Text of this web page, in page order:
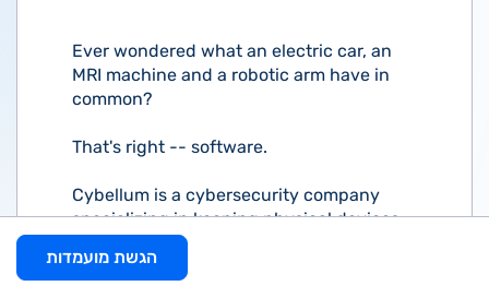
Ever wondered what an electric car, an
MRI machine and a robotic arm have in
common?
That's right -- software.
Cybellum is a cybersecurity company
specializing in keeping physical devices
like cars, medical and industrial devices
cyber secure.
הגשת מועמדות